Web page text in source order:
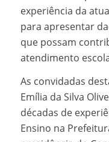
experiência da
para apresentar
que possam
atendimento
As convidadas
Emília da Silva
décadas de
Ensino na